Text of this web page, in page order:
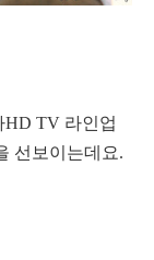
HD TV 라인업
선보이는데요.